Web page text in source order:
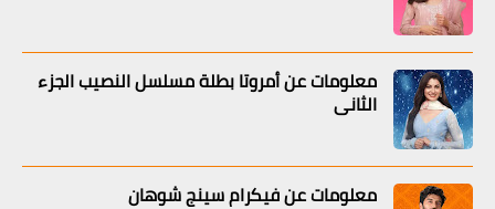
معلومات عن أمروتا بطلة مسلسل النصيب الجزء
الثاني
معلومات عن فيكرام سينج شوهان